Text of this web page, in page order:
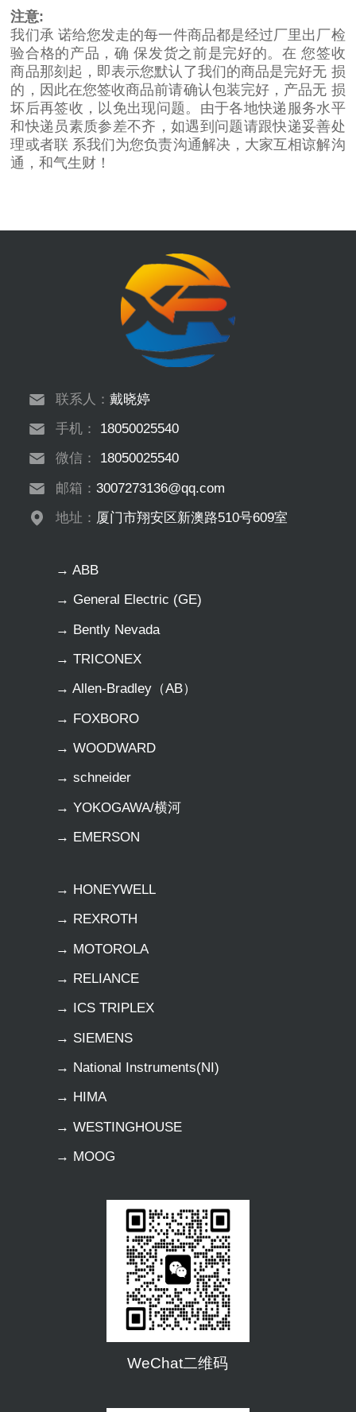
注意:
我们承 诺给您发走的每一件商品都是经过厂里出厂检
验合格的产品，确 保发货之前是完好的。在 您签收
商品那刻起，即表示您默认了我们的商品是完好无 损
的，因此在您签收商品前请确认包装完好，产品无 损
坏后再签收，以免出现问题。由于各地快递服务水平
和快递员素质参差不齐，如遇到问题请跟快递妥善处
理或者联 系我们为您负责沟通解决，大家互相谅解沟
通，和气生财！
联系人：戴晓婷
手机：
18050025540
微信：
18050025540
邮箱：3007273136@qq.com
地址： 厦门市翔安区新澳路510号609室
→ ABB
→ General Electric (GE)
→ Bently Nevada
→ TRICONEX
→ Allen-Bradley（AB）
→ FOXBORO
→ WOODWARD
→ schneider
→ YOKOGAWA/横河
→ EMERSON
→ HONEYWELL
→ REXROTH
→ MOTOROLA
→ RELIANCE
→ ICS TRIPLEX
→ SIEMENS
→ National Instruments(NI)
→ HIMA
→ WESTINGHOUSE
→ MOOG
WeChat二维码